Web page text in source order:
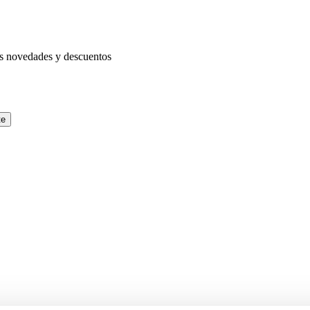
novedades y descuentos